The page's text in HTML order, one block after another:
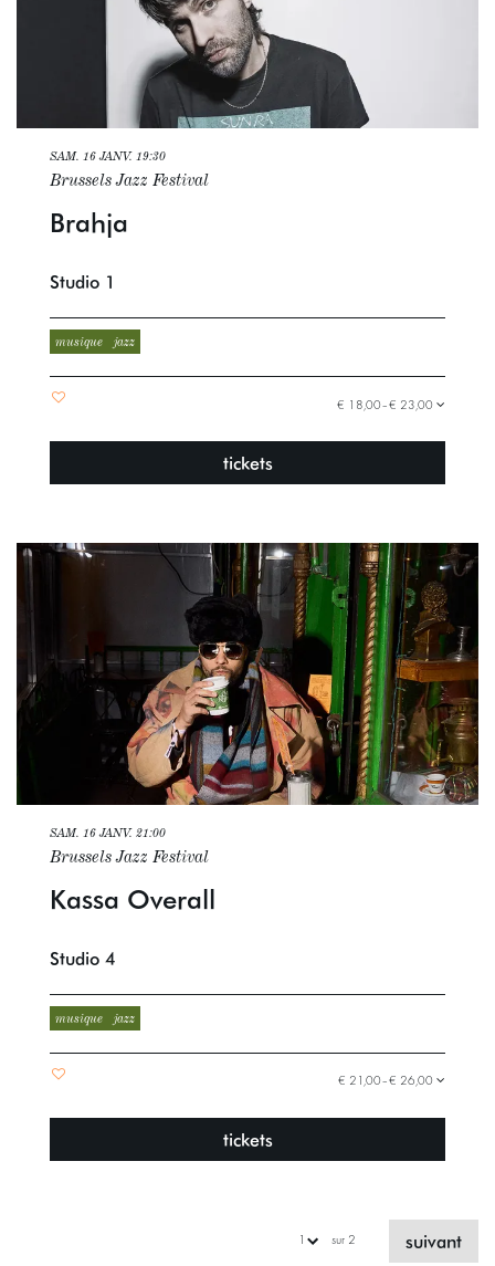
Brahja
Brussels Jazz Festival
SAM. 16 JANV. 19:30
Studio 1
musique jazz
€ 18,00–€ 23,00
tickets
Kassa Overall
Brussels Jazz Festival
SAM. 16 JANV. 21:00
Studio 4
musique jazz
€ 21,00–€ 26,00
tickets
sur 2 suivant